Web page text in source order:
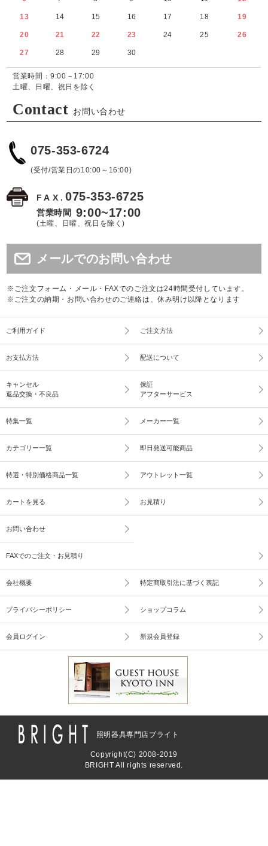
13 14 15 16 17 18 19
20 21 22 23 24 25 26
27 28 29 30
営業時間：9:00－17:00
土曜、日曜、祝日を除く
Contact お問い合わせ
075-353-6724
(受付/営業日の10:00～16:00)
FAX.075-353-6725
営業時間 9:00~17:00
(土曜、日曜、祝日を除く)
メールでのお問い合わせ
※ご注文フォーム・メール・FAXでのご注文は24時間受付しています。
※ご注文の納期・お問い合わせのご連絡は、休み明け以降となります
ご利用ガイド ご注文方法
お支払方法 配送について
キャンセル
返品交換・不良品
保証
アフターサービス
特集一覧 メーカー一覧
カテゴリー一覧 即日発送可能商品
特選・特別価格商品一覧 アウトレット一覧
カートを見る お見積り
お問い合わせ
FAXでのご注文・お見積り
会社概要 特定商取引法に基づく表記
プライバシーポリシー ショップコラム
会員ログイン 新規会員登録
照明器具専門店ブライト
Copyright(C) 2008-2019
BRIGHT All rights reserved.